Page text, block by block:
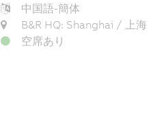
中国語-簡体
B&R HQ: Shanghai / 上海
空席あり